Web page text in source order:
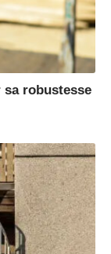
sa robustesse